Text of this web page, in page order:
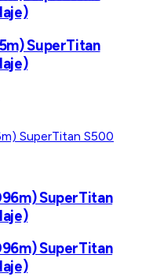
SuperTitan
SuperTitan
SuperTitan